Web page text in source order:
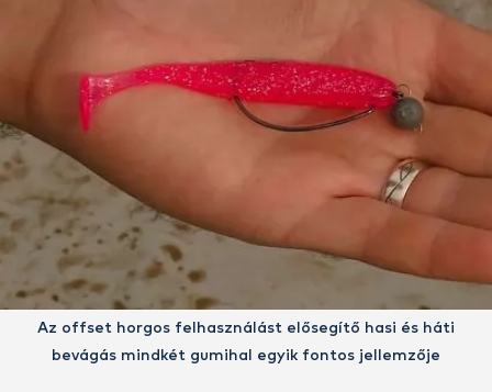
Az offset horgos felhasználást elősegítő hasi és háti
bevágás mindkét gumihal egyik fontos jellemzője